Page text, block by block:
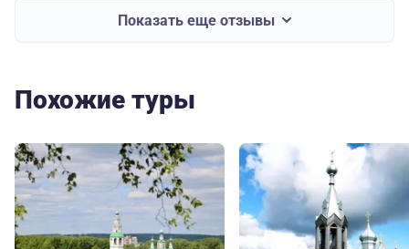
Показать еще отзывы
Похожие туры